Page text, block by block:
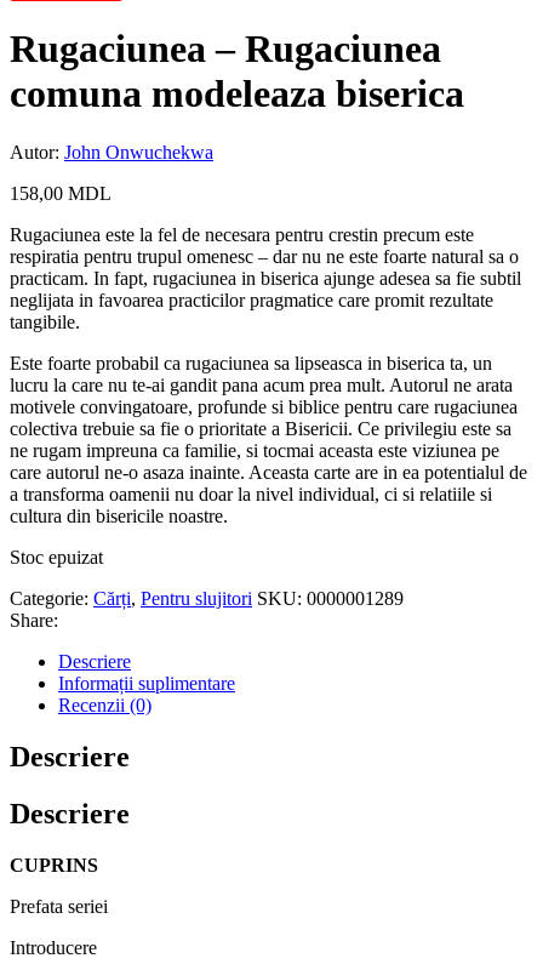
Rugaciunea – Rugaciunea
comuna modeleaza biserica
Autor: John Onwuchekwa
158,00 MDL
Rugaciunea este la fel de necesara pentru crestin precum este
respiratia pentru trupul omenesc – dar nu ne este foarte natural sa o
practicam. In fapt, rugaciunea in biserica ajunge adesea sa fie subtil
neglijata in favoarea practicilor pragmatice care promit rezultate
tangibile.
Este foarte probabil ca rugaciunea sa lipseasca in biserica ta, un
lucru la care nu te-ai gandit pana acum prea mult. Autorul ne arata
motivele convingatoare, profunde si biblice pentru care rugaciunea
colectiva trebuie sa fie o prioritate a Bisericii. Ce privilegiu este sa
ne rugam impreuna ca familie, si tocmai aceasta este viziunea pe
care autorul ne-o asaza inainte. Aceasta carte are in ea potentialul de
a transforma oamenii nu doar la nivel individual, ci si relatiile si
cultura din bisericile noastre.
Stoc epuizat
Categorie: Cărți, Pentru slujitori SKU: 0000001289
Share:
Descriere
Informații suplimentare
Recenzii (0)
Descriere
Descriere
CUPRINS
Prefata seriei
Introducere